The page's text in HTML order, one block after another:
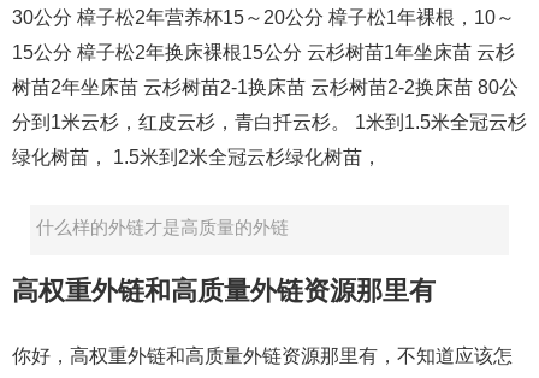
30公分 樟子松2年营养杯15～20公分 樟子松1年裸根，10～
15公分 樟子松2年换床裸根15公分 云杉树苗1年坐床苗 云杉
树苗2年坐床苗 云杉树苗2-1换床苗 云杉树苗2-2换床苗 80公
分到1米云杉，红皮云杉，青白扦云杉。 1米到1.5米全冠云杉
绿化树苗， 1.5米到2米全冠云杉绿化树苗，
什么样的外链才是高质量的外链
高权重外链和高质量外链资源那里有
你好，高权重外链和高质量外链资源那里有，不知道应该怎